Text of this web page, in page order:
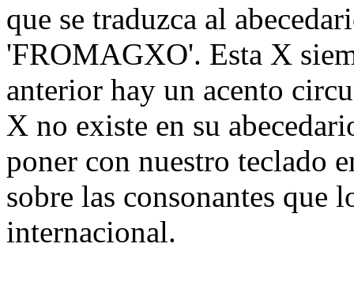
que se traduzca al
'FROMAGXO'. Esta X
anterior hay un acento
X no existe en su
poner con nuestro teclado
sobre las consonantes que
internacional.